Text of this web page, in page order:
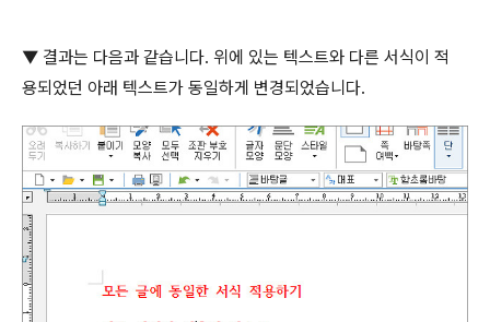
▼ 결과는 다음과 같습니다. 위에 있는 텍스트와 다른 서식이 적
용되었던 아래 텍스트가 동일하게 변경되었습니다.